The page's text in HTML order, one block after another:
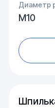
Диаметр
М10